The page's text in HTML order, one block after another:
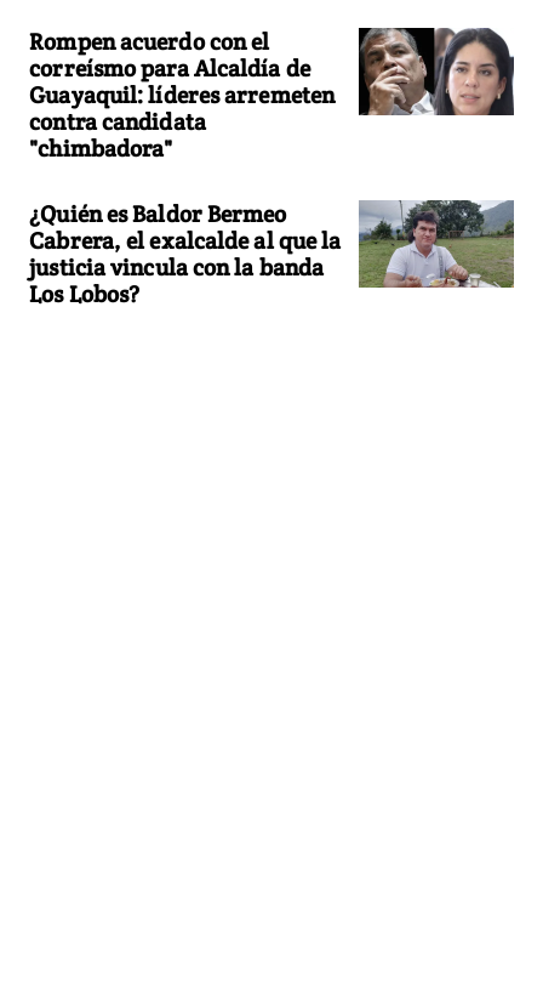
Rompen acuerdo con el
correísmo para Alcaldía de
Guayaquil: líderes arremeten
contra candidata
"chimbadora"
¿Quién es Baldor Bermeo
Cabrera, el exalcalde al que la
justicia vincula con la banda
Los Lobos?